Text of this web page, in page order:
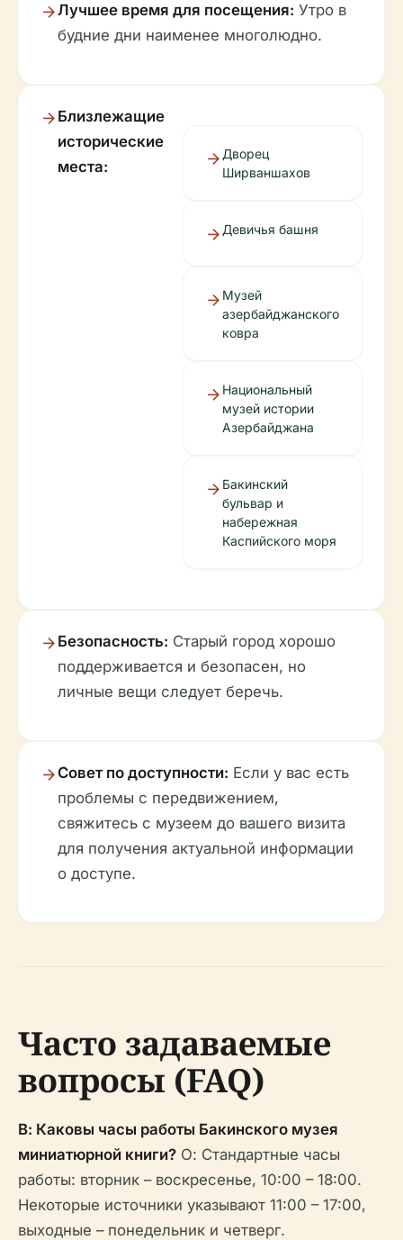
Лучшее время для посещения: Утро в
будние дни наименее многолюдно.
Близлежащие
исторические
места:
Дворец
Ширваншахов
Девичья башня
Музей
азербайджанского
ковра
Национальный
музей истории
Азербайджана
Бакинский
бульвар и
набережная
Каспийского моря
Безопасность: Старый город хорошо
поддерживается и безопасен, но
личные вещи следует беречь.
Совет по доступности: Если у вас есть
проблемы с передвижением,
свяжитесь с музеем до вашего визита
для получения актуальной информации
о доступе.
Часто задаваемые
вопросы (FAQ)
В: Каковы часы работы Бакинского музея
миниатюрной книги? О: Стандартные часы
работы: вторник – воскресенье, 10:00 – 18:00.
Некоторые источники указывают 11:00 – 17:00,
выходные – понедельник и четверг.